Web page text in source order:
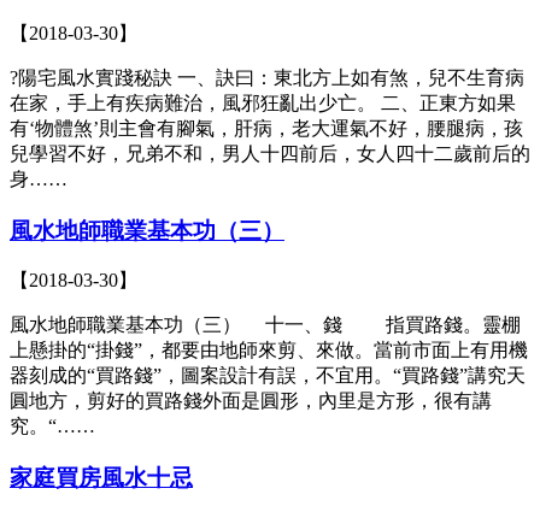
【2018-03-30】
?陽宅風水實踐秘訣 一、訣曰：東北方上如有煞，兒不生育病
在家，手上有疾病難治，風邪狂亂出少亡。 二、正東方如果
有‘物體煞’則主會有腳氣，肝病，老大運氣不好，腰腿病，孩
兒學習不好，兄弟不和，男人十四前后，女人四十二歲前后的
身……
風水地師職業基本功（三）
【2018-03-30】
風水地師職業基本功（三） 十一、錢 指買路錢。靈棚
上懸掛的“掛錢”，都要由地師來剪、來做。當前市面上有用機
器刻成的“買路錢”，圖案設計有誤，不宜用。“買路錢”講究天
圓地方，剪好的買路錢外面是圓形，內里是方形，很有講
究。“……
家庭買房風水十忌